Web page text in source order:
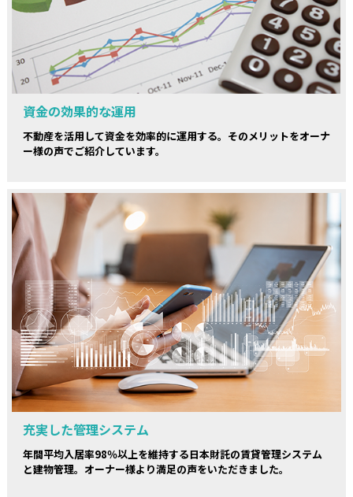
資金の効果的な運用
不動産を活用して資金を効率的に運用する。そのメリットをオーナ
ー様の声でご紹介しています。
充実した管理システム
年間平均入居率98％以上を維持する日本財託の賃貸管理システム
と建物管理。オーナー様より満足の声をいただきました。